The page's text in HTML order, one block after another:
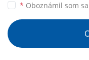
* Oboznámil som